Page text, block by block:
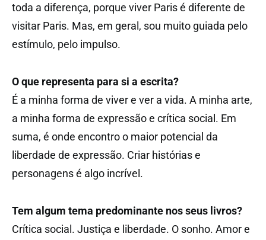
toda a diferença, porque viver Paris é diferente de
visitar Paris. Mas, em geral, sou muito guiada pelo
estímulo, pelo impulso.
O que representa para si a escrita?
É a minha forma de viver e ver a vida. A minha arte,
a minha forma de expressão e crítica social. Em
suma, é onde encontro o maior potencial da
liberdade de expressão. Criar histórias e
personagens é algo incrível.
Tem algum tema predominante nos seus livros?
Crítica social. Justiça e liberdade. O sonho. Amor e